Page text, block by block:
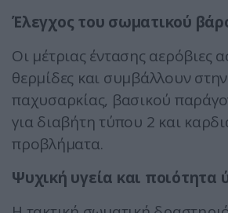
Έλεγχος του σωματικού
Οι μέτριας έντασης αερόβιες
θερμίδες και συμβάλλουν
παχυσαρκίας, βασικού
για διαβήτη τύπου 2 και
προβλήματα.
Ψυχική υγεία και ποιότητα